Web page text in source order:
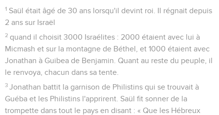
1 Saül était âgé de 30 ans lorsqu'il devint roi. Il régnait depuis
2 ans sur Israël
2 quand il choisit 3000 Israélites : 2000 étaient avec lui à
Micmash et sur la montagne de Béthel, et 1000 étaient avec
Jonathan à Guibea de Benjamin. Quant au reste du peuple, il
le renvoya, chacun dans sa tente.
3 Jonathan battit la garnison de Philistins qui se trouvait à
Guéba et les Philistins l'apprirent. Saül fit sonner de la
trompette dans tout le pays en disant : « Que les Hébreux